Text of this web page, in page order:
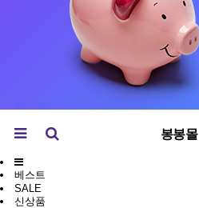
봉봉몰
베스트
SALE
신상품